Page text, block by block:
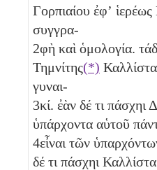
Γορπιαίου ἐφʼ
συγγρα-
2φὴ καὶ ὁμολογία.
Τημνίτης(*)
γυναι-
3κί. ἐὰν δέ τι πάσχηι
ὑπάρχοντα αὑτοῦ
4εἶναι τῶν
δέ τι πάσχηι